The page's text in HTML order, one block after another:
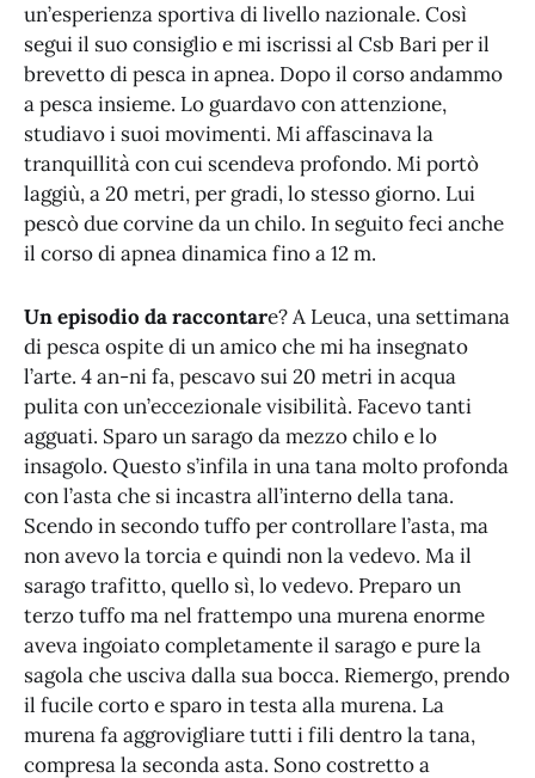
un’esperienza sportiva di livello nazionale. Così
segui il suo consiglio e mi iscrissi al Csb Bari per il
brevetto di pesca in apnea. Dopo il corso andammo
a pesca insieme. Lo guardavo con attenzione,
studiavo i suoi movimenti. Mi affascinava la
tranquillità con cui scendeva profondo. Mi portò
laggiù, a 20 metri, per gradi, lo stesso giorno. Lui
pescò due corvine da un chilo. In seguito feci anche
il corso di apnea dinamica fino a 12 m.
Un episodio da raccontare? A Leuca, una settimana
di pesca ospite di un amico che mi ha insegnato
l’arte. 4 an-ni fa, pescavo sui 20 metri in acqua
pulita con un’eccezionale visibilità. Facevo tanti
agguati. Sparo un sarago da mezzo chilo e lo
insagolo. Questo s’infila in una tana molto profonda
con l’asta che si incastra all’interno della tana.
Scendo in secondo tuffo per controllare l’asta, ma
non avevo la torcia e quindi non la vedevo. Ma il
sarago trafitto, quello sì, lo vedevo. Preparo un
terzo tuffo ma nel frattempo una murena enorme
aveva ingoiato completamente il sarago e pure la
sagola che usciva dalla sua bocca. Riemergo, prendo
il fucile corto e sparo in testa alla murena. La
murena fa aggrovigliare tutti i fili dentro la tana,
compresa la seconda asta. Sono costretto a